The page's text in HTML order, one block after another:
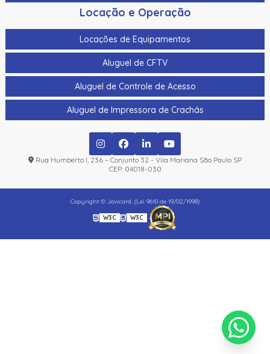
Locação e Operação
Locações de Equipamentos
Aluguel de CFTV
Aluguel de Controle de Acesso
Aluguel de Impressora de Crachás
Rua Humberto I, 236 – Conjunto 32 - Vila Mariana São Paulo SP
CEP: 04018-030
Copyright © Jovicard. (Lei 9610 de 19/02/1998)
W3C W3C